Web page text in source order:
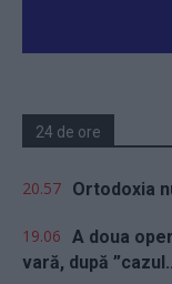
24 de ore
20.57 Ortodoxia
19.06 A doua
vară, după